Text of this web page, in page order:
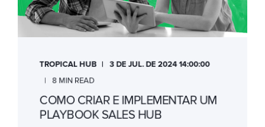
TROPICAL HUB
3 DE JUL. DE 2024 14:00:00
8 MIN READ
COMO CRIAR E IMPLEMENTAR UM
PLAYBOOK SALES HUB